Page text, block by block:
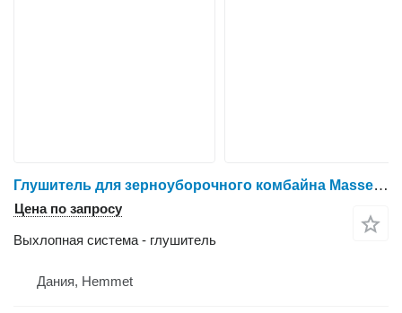
Глушитель для зерноуборочного комбайна Massey Ferguson 7278
Цена по запросу
Выхлопная система - глушитель
Дания, Hemmet